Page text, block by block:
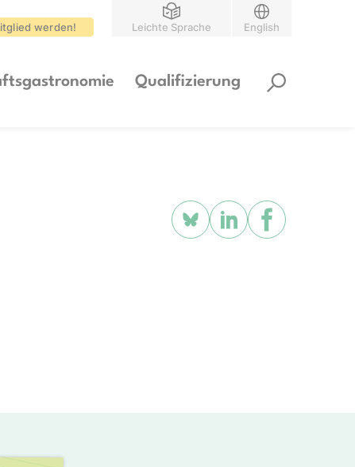
werden! Leichte Sprache English
Qualifizierung